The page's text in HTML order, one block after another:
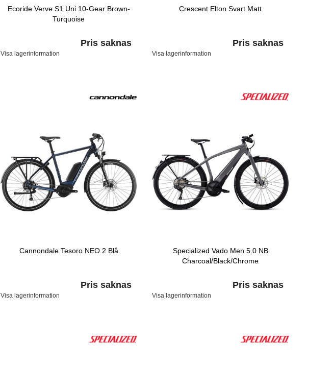
Ecoride Verve S1 Uni 10-Gear Brown-
Turquoise
Pris saknas
Visa lagerinformation
Crescent Elton Svart Matt
Pris saknas
Visa lagerinformation
Cannondale Tesoro NEO 2 Blå
Pris saknas
Visa lagerinformation
Specialized Vado Men 5.0 NB
Charcoal/Black/Chrome
Pris saknas
Visa lagerinformation